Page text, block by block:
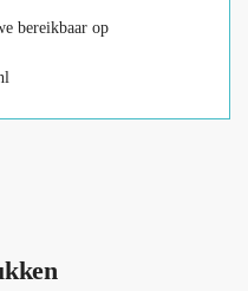
bereikbaar op